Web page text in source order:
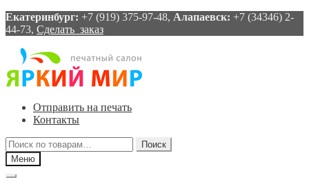
Екатеринбург: +7 (919) 375-97-48, Алапаевск: +7 (34346) 2-
44-73, Сделать заказ
Перейти
навигации
Перейти
содержимому
Отправить на печать
Контакты
Искать:
Поиск
Меню